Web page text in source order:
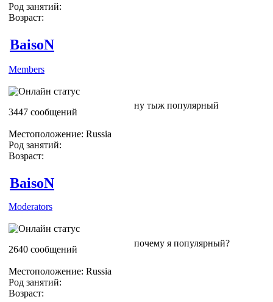
Род занятий:
Возраст:
BaisoN
Members
3447 сообщений
Местоположение: Russia
Род занятий:
Возраст:
ну тыж популярный
BaisoN
Moderators
2640 сообщений
Местоположение: Russia
Род занятий:
Возраст:
почему я популярный?